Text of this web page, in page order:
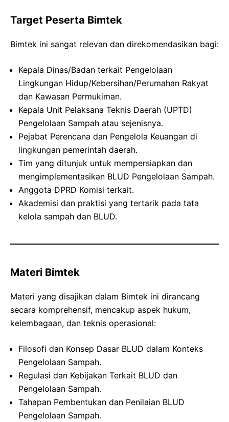
Target Peserta Bimtek
Bimtek ini sangat relevan dan direkomendasikan bagi:
Kepala Dinas/Badan terkait Pengelolaan
Lingkungan Hidup/Kebersihan/Perumahan Rakyat
dan Kawasan Permukiman.
Kepala Unit Pelaksana Teknis Daerah (UPTD)
Pengelolaan Sampah atau sejenisnya.
Pejabat Perencana dan Pengelola Keuangan di
lingkungan pemerintah daerah.
Tim yang ditunjuk untuk mempersiapkan dan
mengimplementasikan BLUD Pengelolaan Sampah.
Anggota DPRD Komisi terkait.
Akademisi dan praktisi yang tertarik pada tata
kelola sampah dan BLUD.
Materi Bimtek
Materi yang disajikan dalam Bimtek ini dirancang
secara komprehensif, mencakup aspek hukum,
kelembagaan, dan teknis operasional:
Filosofi dan Konsep Dasar BLUD dalam Konteks
Pengelolaan Sampah.
Regulasi dan Kebijakan Terkait BLUD dan
Pengelolaan Sampah.
Tahapan Pembentukan dan Penilaian BLUD
Pengelolaan Sampah.